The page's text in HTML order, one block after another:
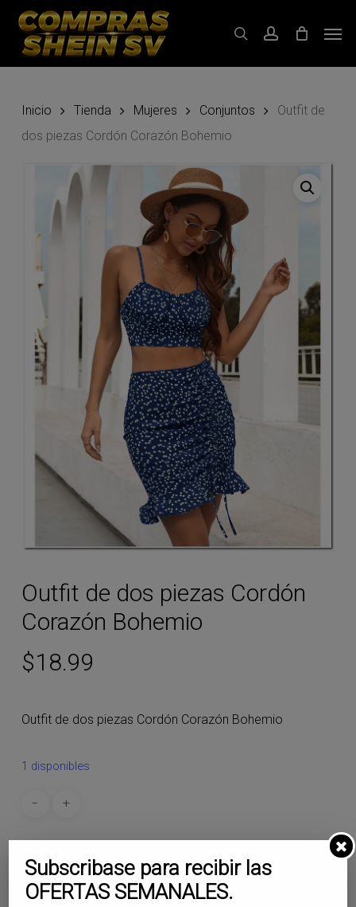
Skip
main
searchaccount
Inicio Tienda Mujeres Conjuntos
Outfit de
dos piezas Cordón Corazón Bohemio
Outfit de dos piezas Cordón
Corazón Bohemio
$18.99
Outfit de dos piezas Cordón Corazón Bohemio
1 disponibles
Añadir Al Carrito
Subscribase para recibir las
OFERTAS SEMANALES.